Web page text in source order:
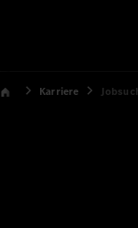
Karriere